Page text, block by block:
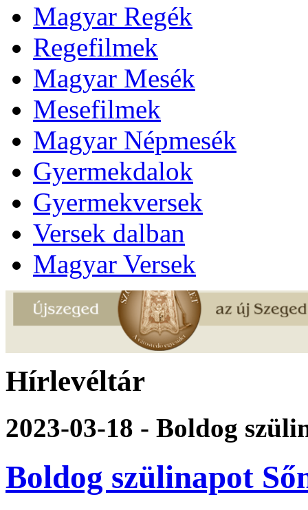
Magyar Regék
Regefilmek
Magyar Mesék
Mesefilmek
Magyar Népmesék
Gyermekdalok
Gyermekversek
Versek dalban
Magyar Versek
Hírlevéltár
2023-03-18 - Boldog
Boldog szülinapot